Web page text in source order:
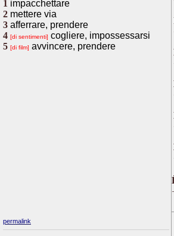
1 impacchettare
2 mettere via
3 afferrare, prendere
4 [di sentimenti] cogliere, impossessarsi
5 [di film] avvincere, prendere
permalink